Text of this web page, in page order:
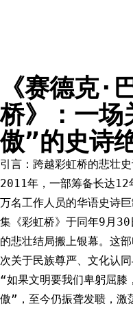
《赛德克·
桥》：一场
傲”的史诗
引言：跨越彩虹桥的悲壮
2011年，一部筹备长达
万名工作人员的华语史诗
集《彩虹桥》于同年9月
的悲壮结局搬上银幕。这
次关于民族尊严、文化认
“如果文明要我们卑躬屈膝
傲”，至今仍振聋发聩，激